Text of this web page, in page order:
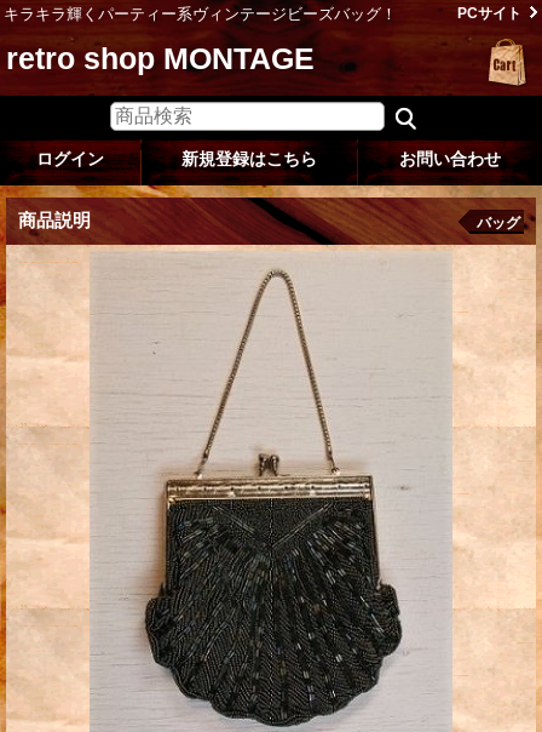
キラキラ輝くパーティー系ヴィンテージビーズバッグ！ PCサイト
retro shop MONTAGE
ログイン 新規登録はこちら お問い合わせ
商品説明 バッグ